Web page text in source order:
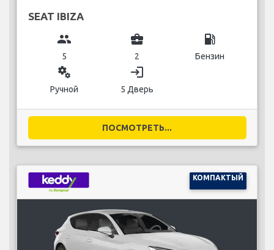
SEAT IBIZA
group
5
business_center
2
local_gas_station
Бензин
miscellaneous_services
Ручной
login
5 Дверь
ПОСМОТРЕТЬ...
КОМПАКТЫЙ